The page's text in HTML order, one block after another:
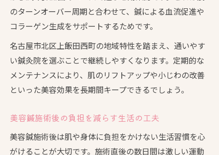
のターンオーバー周期と合わせて、鍼による血流促進や
コラーゲン生成をサポートするためです。
名古屋市北区上飯田西町の地域特性を踏まえ、通いやす
い鍼灸院を選ぶことで継続しやすくなります。定期的な
メンテナンスにより、肌のリフトアップや小じわの改善
といった美容効果を長期間キープできるでしょう。
美容鍼施術後の負担を減らす生活の工夫
美容鍼施術後は肌や身体に負担をかけない生活習慣を心
がけることが大切です。施術直後の数日間は激しい運動